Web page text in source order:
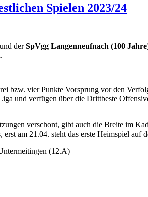
Spielen 2023/24
und derSpVgg Langenneufnach (100
bzw. vier Punkte Vorsprung vor den
und verfügen über die Drittbeste
verschont, gibt auch die Breite im
am 21.04. steht das erste Heimspiel auf
(12.A)